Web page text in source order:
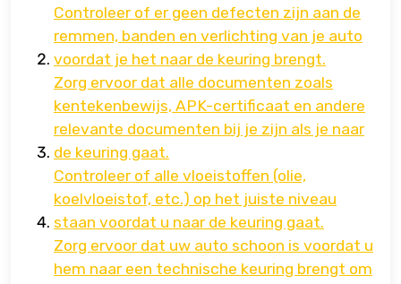
Controleer of er geen defecten zijn aan de
remmen, banden en verlichting van je auto
voordat je het naar de keuring brengt.
Zorg ervoor dat alle documenten zoals
kentekenbewijs, APK-certificaat en andere
relevante documenten bij je zijn als je naar
de keuring gaat.
Controleer of alle vloeistoffen (olie,
koelvloeistof, etc.) op het juiste niveau
staan ​​voordat u naar de keuring gaat.
Zorg ervoor dat uw auto schoon is voordat u
hem naar een technische keuring brengt om